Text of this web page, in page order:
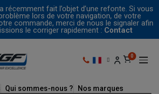
récemment fait l’objet d’une refonte. Si vous
lors de votre navigation, de votre
commande, merci de nous le signaler afin
le corriger rapidement : Contact
Qui sommes-nous ? Nos marques